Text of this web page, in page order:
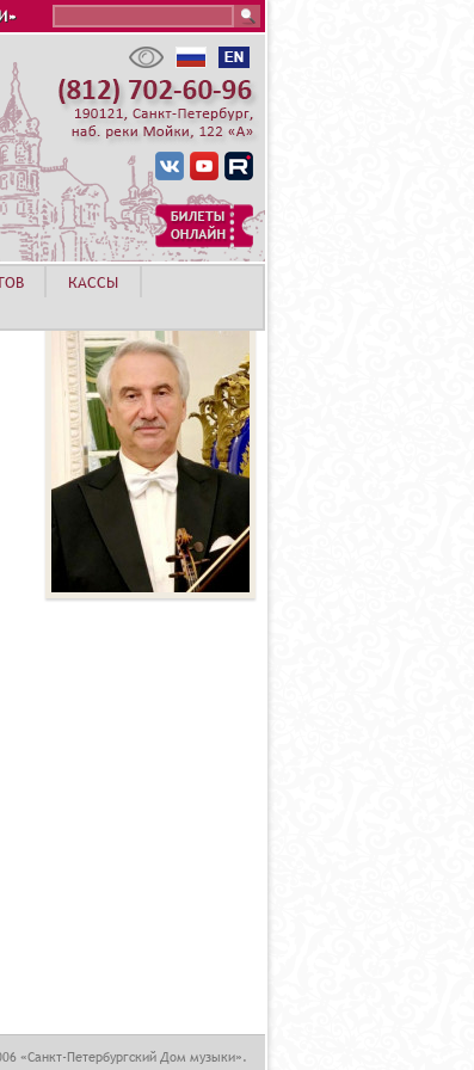
КАССЫ
«Санкт-Петербургский Дом музыки».